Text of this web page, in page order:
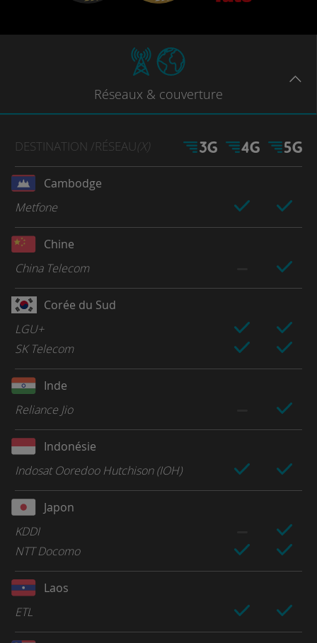
Réseaux & couverture
DESTINATION /RÉSEAU(X)
Cambodge
Metfone
Chine
China Telecom
Corée du Sud
LGU+
SK Telecom
Inde
Reliance Jio
Indonésie
Indosat Ooredoo Hutchison (IOH)
Japon
KDDI
NTT Docomo
Laos
ETL